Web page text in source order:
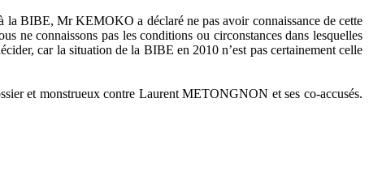
la BIBE, Mr KEMOKO a déclaré ne pas avoir connaissance de cette
ne connaissons pas les conditions ou circonstances dans lesquelles
car la situation de la BIBE en 2010 n’est pas certainement celle
et monstrueux contre Laurent METONGNON et ses co-accusés.